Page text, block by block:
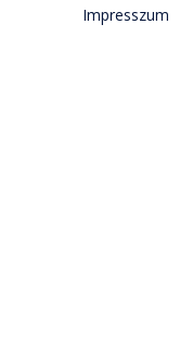
Impresszum